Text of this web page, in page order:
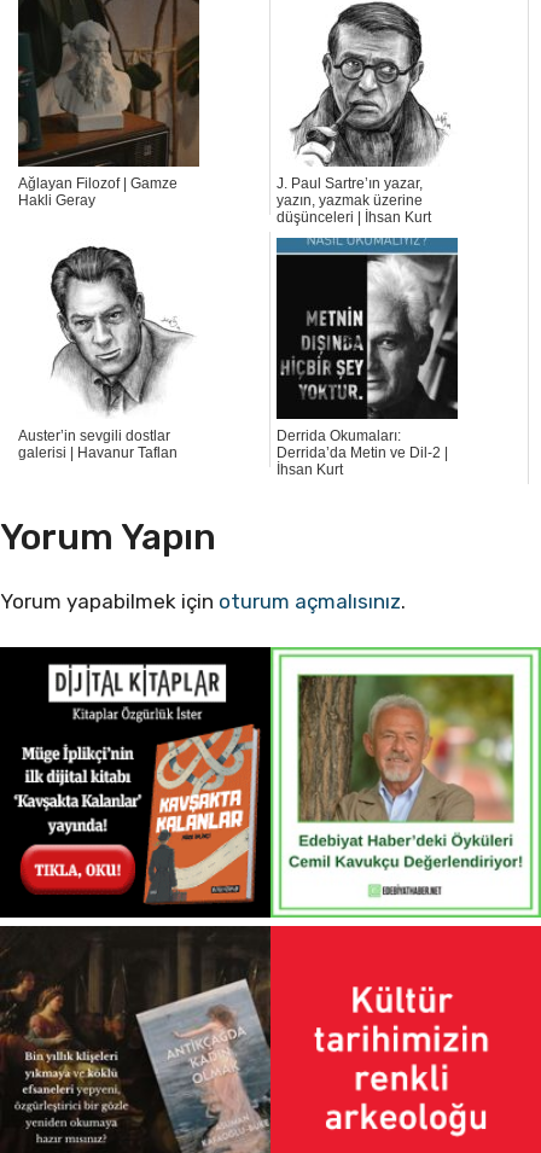
Ağlayan Filozof | Gamze
Hakli Geray
J. Paul Sartre’ın yazar,
yazın, yazmak üzerine
düşünceleri | İhsan Kurt
Auster’in sevgili dostlar
galerisi | Havanur Taflan
Derrida Okumaları:
Derrida’da Metin ve Dil-2 |
İhsan Kurt
Yorum Yapın
Yorum yapabilmek için oturum açmalısınız.